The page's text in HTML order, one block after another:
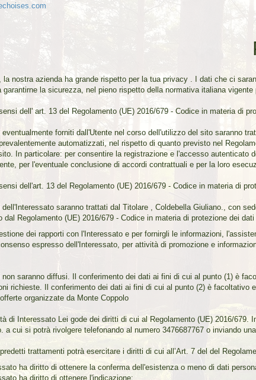
la nostra azienda ha grande rispetto per la tua privacy . I dati che ci
garantirne la sicurezza, nel pieno rispetto della normativa italiana vigente
dell' art. 13 del Regolamento (UE) 2016/679 - Codice in materia di
eventualmente forniti dall'Utente nel corso dell'utilizzo del sito saranno
automatizzati, nel rispetto di quanto previsto nel
In particolare: per consentire la registrazione e l'accesso autenticato
per l'eventuale conclusione di accordi contrattuali e per la loro
dell'art. 13 del Regolamento (UE) 2016/679 - Codice in materia di
dell'Interessato saranno trattati dal Titolare , Coldebella Giuliano., con
dal Regolamento (UE) 2016/679 - Codice in materia di protezione dei
dei rapporti con l'Interessato e per fornirgli le informazioni,
espresso dell'Interessato, per attività di promozione e
non saranno diffusi. Il conferimento dei dati ai fini di cui al punto (1) è
richieste. Il conferimento dei dati ai fini di cui al punto (2) è
organizzate da Monte Coppolo
di Interessato Lei gode dei diritti di cui al Regolamento (UE) 2016/
a cui si potrà rivolgere telefonando al numero 3476687767 o inviando
trattamenti potrà esercitare i diritti di cui all’Art. 7 del del
ha diritto di ottenere la conferma dell'esistenza o meno di dati
ha diritto di ottenere l'indicazione: